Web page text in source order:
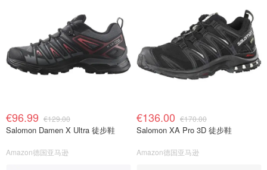
€96.99 €129.00
Salomon Damen X Ultra 徒步鞋
Amazon德国亚马逊
€136.00 €170.00
Salomon XA Pro 3D 徒步鞋
Amazon德国亚马逊